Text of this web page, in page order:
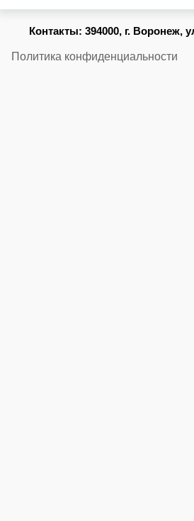
Контакты: 394000, г. Воронеж,
Политика конфиденциальности